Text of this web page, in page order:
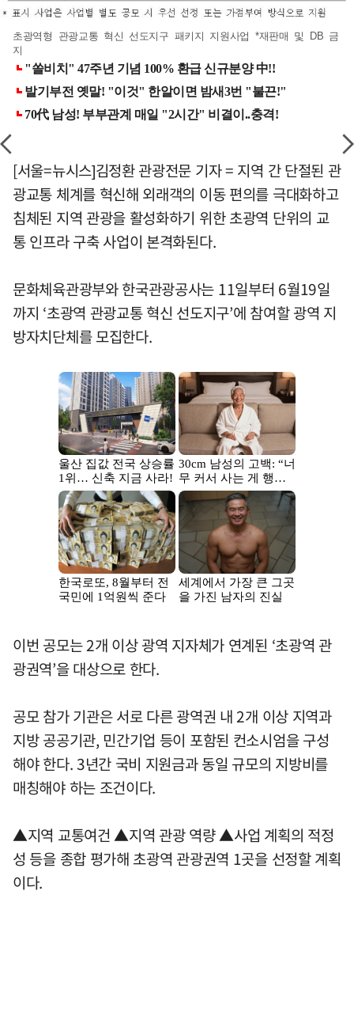
초광역형 관광교통 혁신 선도지구 패키지 지원사업 *재판매 및 DB 금
지
[서울=뉴시스]김정환 관광전문 기자 = 지역 간 단절된 관
광교통 체계를 혁신해 외래객의 이동 편의를 극대화하고
침체된 지역 관광을 활성화하기 위한 초광역 단위의 교
통 인프라 구축 사업이 본격화된다.
문화체육관광부와 한국관광공사는 11일부터 6월19일
까지 ‘초광역 관광교통 혁신 선도지구’에 참여할 광역 지
방자치단체를 모집한다.
이번 공모는 2개 이상 광역 지자체가 연계된 ‘초광역 관
광권역’을 대상으로 한다.
공모 참가 기관은 서로 다른 광역권 내 2개 이상 지역과
지방 공공기관, 민간기업 등이 포함된 컨소시엄을 구성
해야 한다. 3년간 국비 지원금과 동일 규모의 지방비를
매칭해야 하는 조건이다.
▲지역 교통여건 ▲지역 관광 역량 ▲사업 계획의 적정
성 등을 종합 평가해 초광역 관광권역 1곳을 선정할 계획
이다.